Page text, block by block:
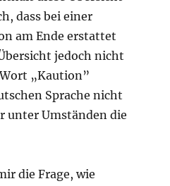
dass bei einer
am Ende erstattet
jedoch nicht
„Kaution”
Sprache nicht
unter Umständen die
die Frage, wie